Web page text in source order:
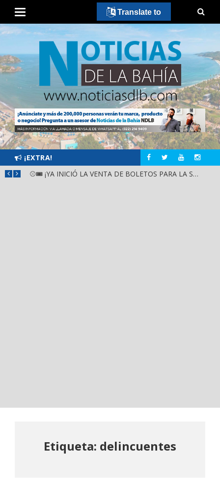
¡EXTRA!
⚾🎟️ ¡YA INICIÓ LA VENTA DE BOLETOS PARA LA SERIE DEL CARIBE KIDS NAYARIT 2026!
Etiqueta: delincuentes
Translate to